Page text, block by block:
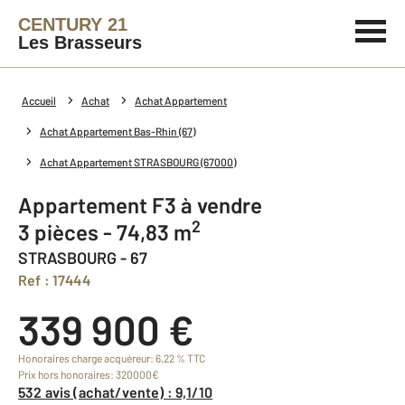
CENTURY 21
Les Brasseurs
Accueil Achat Achat Appartement
Achat Appartement Bas-Rhin (67)
Achat Appartement STRASBOURG (67000)
Appartement F3 à vendre
3 pièces - 74,83 m2
STRASBOURG - 67
Ref : 17444
339 900 €
Honoraires charge acquéreur: 6,22 % TTC
Prix hors honoraires: 320000€
532 avis (achat/vente) : 9,1/10